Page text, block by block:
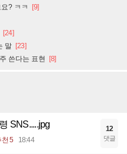
? ㅋㅋ [9]
[24]
말 [23]
쓴다는 표현 [8]
SNS.....jpg
천 5 18:44
12
댓글